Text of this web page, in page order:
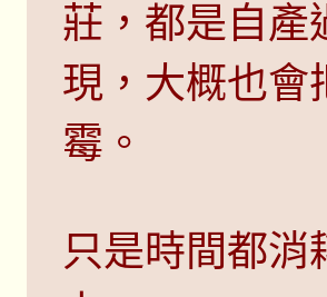
莊，都是自產
現，大概也會
霉。
只是時間都消